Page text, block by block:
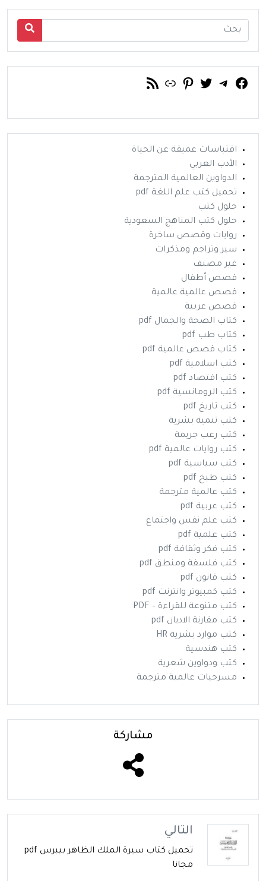
فيسبوك
تيليجرام
تويتربينتريست
رابطخلاصة RSS
اقتباسات عميقة عن الحياة
الأدب العربي
الدواوين العالمية المترجمة
تحميل كتب علم اللغة pdf
حلول كتب
حلول كتب المناهج السعودية
روايات وقصص ساخرة
سير وتراجم ومذكرات
غير مصنف
قصص أطفال
قصص عالمية عالمية
قصص عربية
كتاب الصحة والجمال pdf
كتاب طب pdf
كتاب قصص عالمية pdf
كتب اسلامية pdf
كتب اقتصاد pdf
كتب الرومانسية pdf
كتب تاريخ pdf
كتب تنمية بشرية
كتب رعب جريمة
كتب روايات عالمية pdf
كتب سياسية pdf
كتب طبخ pdf
كتب عالمية مترجمة
كتب عربية pdf
كتب علم نفس واجتماع
كتب علمية pdf
كتب فكر وثقافة pdf
كتب فلسفة ومنطق pdf
كتب قانون pdf
كتب كمبيوتر وانترنت pdf
كتب متنوعة للقراءة – PDF
كتب مقارنة الاديان pdf
كتب موارد بشرية HR
كتب هندسية
كتب ودواوين شعرية
مسرحيات عالمية مترجمة
مشاركة
التالي
تحميل كتاب سيرة الملك الظاهر بيبرس pdf
مجانا